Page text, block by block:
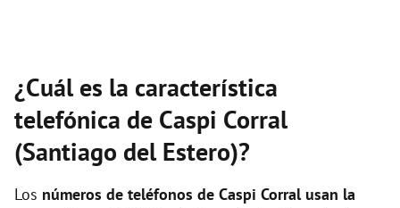
¿Cuál es la característica
telefónica de Caspi Corral
(Santiago del Estero)?
Los números de teléfonos de Caspi Corral usan la